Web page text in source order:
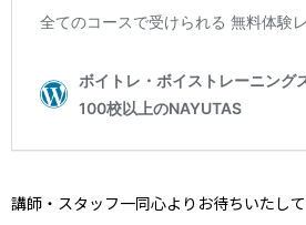
講師・スタッフ一同心よりお待ちいたして